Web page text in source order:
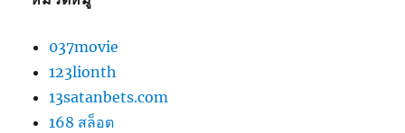
037movie
123lionth
13satanbets.com
168 สล็อต